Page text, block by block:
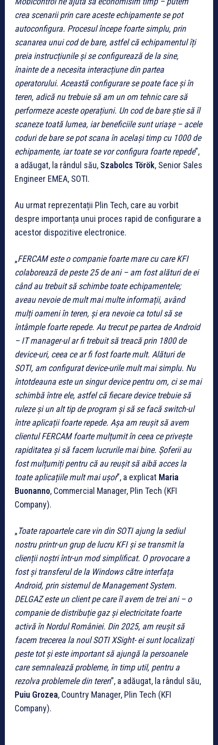
crea scenarii prin care aceste echipamente se pot
autoconfigura. Procesul începe foarte simplu, prin
scanarea unui cod de bare, astfel că echipamentul îți
preia instrucțiunile și se configurează de la sine,
înainte de a necesita interacțiune din partea
operatorului. Această configurare se poate face și în
teren, adică nu trebuie să am un om tehnic care să
performeze aceste operațiuni. Un cod de bare știe să îl
scaneze toată lumea, iar beneficiile sunt uriașe – acele
coduri de bare se pot scana în același timp cu 1000 de
echipamente, iar toate se vor configura foarte repede”,
a adăugat, la rândul său, Szabolcs Török, Senior Sales
Engineer EMEA, SOTI.
Au urmat reprezentații Plin Tech, care au vorbit
despre importanța unui proces rapid de configurare a
acestor dispozitive electronice.
„FERCAM este o companie foarte mare cu care KFI
colaborează de peste 25 de ani – am fost alături de ei
când au trebuit să schimbe toate echipamentele;
aveau nevoie de mult mai multe informații, având
mulți oameni în teren, și era nevoie ca totul să se
întâmple foarte repede. Au trecut pe partea de Android
– IT manager-ul ar fi trebuit să treacă prin 1800 de
device-uri, ceea ce ar fi fost foarte mult. Alături de
SOTI, am configurat device-urile mult mai simplu. Nu
întotdeauna este un singur device pentru om, ci se mai
schimbă între ele, astfel că fiecare device trebuie să
ruleze și un alt tip de program și să se facă switch-ul
între aplicații foarte repede. Așa am reușit să avem
clientul FERCAM foarte mulțumit în ceea ce privește
rapiditatea și să facem lucrurile mai bine. Șoferii au
fost mulțumiți pentru că au reușit să aibă acces la
toate aplicațiile mult mai ușor”, a explicat Maria
Buonanno, Commercial Manager, Plin Tech (KFI
Company).
„Toate rapoartele care vin din SOTI ajung la sediul
nostru printr-un grup de lucru KFI și se transmit la
clienții noștri într-un mod simplificat. O provocare a
fost și transferul de la Windows către interfața
Android, prin sistemul de Management System.
DELGAZ este un client pe care îl avem de trei ani – o
companie de distribuție gaz și electricitate foarte
activă în Nordul României. Din 2025, am reușit să
facem trecerea la noul SOTI XSight- ei sunt localizați
peste tot și este important să ajungă la persoanele
care semnalează probleme, în timp util, pentru a
rezolva problemele din teren”, a adăugat, la rândul său,
Puiu Grozea, Country Manager, Plin Tech (KFI
Company).